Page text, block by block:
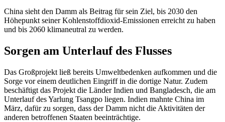
China sieht den Damm als Beitrag für sein Ziel, bis 2030 den
Höhepunkt seiner Kohlenstoffdioxid-Emissionen erreicht zu haben
und bis 2060 klimaneutral zu werden.
Sorgen am Unterlauf des Flusses
Das Großprojekt ließ bereits Umweltbedenken aufkommen und die
Sorge vor einem deutlichen Eingriff in die dortige Natur. Zudem
beschäftigt das Projekt die Länder Indien und Bangladesch, die am
Unterlauf des Yarlung Tsangpo liegen. Indien mahnte China im
März, dafür zu sorgen, dass der Damm nicht die Aktivitäten der
anderen betroffenen Staaten beeinträchtige.